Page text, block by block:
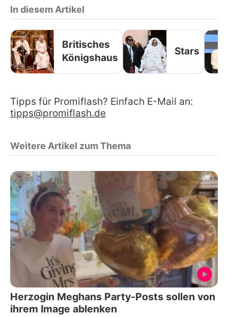
In diesem Artikel
Britisches
Königshaus
Stars
Tipps für Promiflash? Einfach E-Mail an:
tipps@promiflash.de
Weitere Artikel zum Thema
Herzogin Meghans Party-Posts sollen von
ihrem Image ablenken